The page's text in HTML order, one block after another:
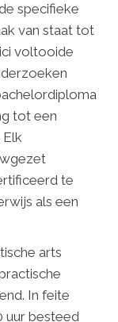
specifieke
van staat tot
voltooide
tot een
Elk
te
als een
arts
In feite
uur besteed